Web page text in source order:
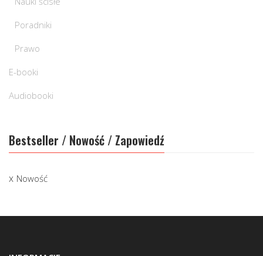
Poradniki
Prawo
E-booki
Audiobooki
Bestseller / Nowość / Zapowiedź
Nowość